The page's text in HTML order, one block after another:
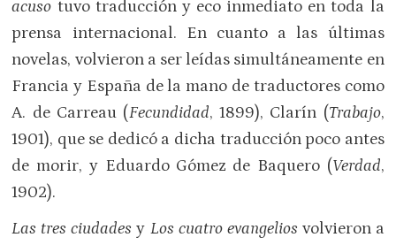
acuso tuvo traducción y eco inmediato en toda la
prensa internacional. En cuanto a las últimas
novelas, volvieron a ser leídas simultáneamente en
Francia y España de la mano de traductores como
A. de Carreau (Fecundidad, 1899), Clarín (Trabajo,
1901), que se dedicó a dicha traducción poco antes
de morir, y Eduardo Gómez de Baquero (Verdad,
1902).
Las tres ciudadesy Los cuatro evangelios volvieron a